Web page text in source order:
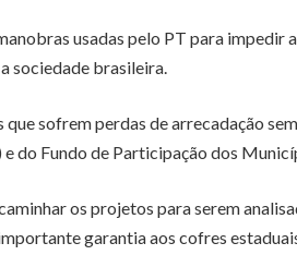
usadas pelo PT para impedir
sociedade brasileira.
sofrem perdas de arrecadação
do Fundo de Participação dos
os projetos para serem
garantia aos cofres